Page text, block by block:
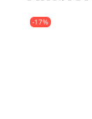
-17%